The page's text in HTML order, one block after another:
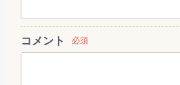
コメント 必須